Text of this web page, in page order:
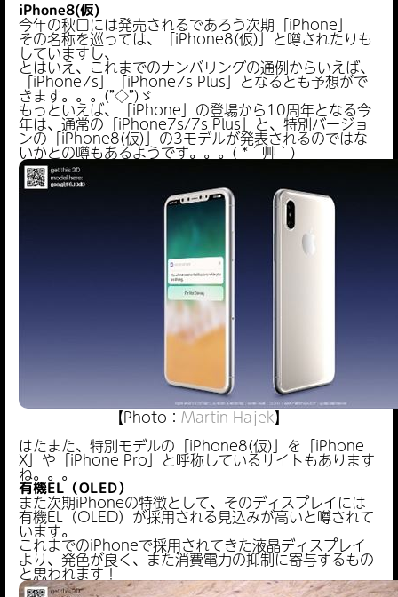
iPhone8(仮)
今年の秋口には発売されるであろう次期「iPhone」
その名称を巡っては、「iPhone8(仮)」と噂されたりも
していますし、
とはいえ、これまでのナンバリングの通例からいえば、
「iPhone7s」「iPhone7s Plus」となるとも予想がで
きます。。。(”◇”)ゞ
もっといえば、「iPhone」の登場から10周年となる今
年は、通常の「iPhone7s/7s Plus」と、特別バージョ
ンの「iPhone8(仮)」の3モデルが発表されるのではな
いかとの噂もあるようです。。。( *´艸｀)
【Photo： Martin Hajek】
はたまた、特別モデルの「iPhone8(仮)」を「iPhone
X」や「iPhone Pro」と呼称しているサイトもあります
ね。。。
有機EL（OLED）
また次期iPhoneの特徴として、そのディスプレイには
有機EL（OLED）が採用される見込みが高いと噂されて
います。
これまでのiPhoneで採用されてきた液晶ディスプレイ
より、発色が良く、また消費電力の抑制に寄与するもの
と思われます！